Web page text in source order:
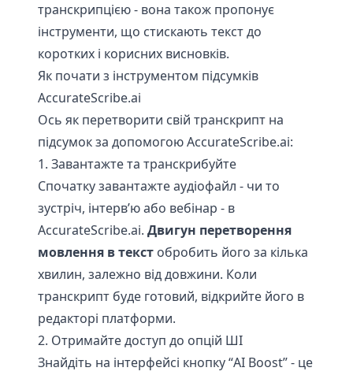
транскрипцією - вона також пропонує
інструменти, що стискають текст до
коротких і корисних висновків.
Як почати з інструментом підсумків
AccurateScribe.ai
Ось як перетворити свій транскрипт на
підсумок за допомогою AccurateScribe.ai:
1. Завантажте та транскрибуйте
Спочатку завантажте аудіофайл - чи то
зустріч, інтерв’ю або вебінар - в
AccurateScribe.ai. Двигун перетворення
мовлення в текст обробить його за кілька
хвилин, залежно від довжини. Коли
транскрипт буде готовий, відкрийте його в
редакторі платформи.
2. Отримайте доступ до опцій ШІ
Знайдіть на інтерфейсі кнопку “AI Boost” - це